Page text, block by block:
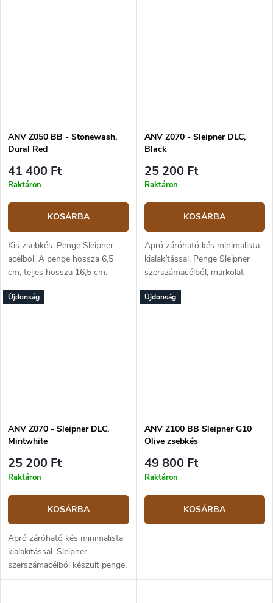
ANV Z050 BB - Stonewash,
Dural Red
41 400 Ft
Raktáron
KOSÁRBA
Kis zsebkés. Penge Sleipner
acélból. A penge hossza 6,5
cm, teljes hossza 16,5 cm.
Markolat piros duralból.
Zsebklipp.
ANV Z070 - Sleipner DLC,
Black
25 200 Ft
Raktáron
KOSÁRBA
Apró záróható kés minimalista
kialakítással. Penge Sleipner
szerszámacélból, markolat
GRNPU polimer fekete.
Pengehossz 5,5 cm, teljes
Újdonság
ANV Z070 - Sleipner DLC,
Mintwhite
25 200 Ft
Raktáron
KOSÁRBA
Apró záróható kés minimalista
kialakítással. Sleipner
szerszámacélból készült penge,
GRNPU polimerből készült
Újdonság
ANV Z100 BB Sleipner G10
Olive zsebkés
49 800 Ft
Raktáron
KOSÁRBA